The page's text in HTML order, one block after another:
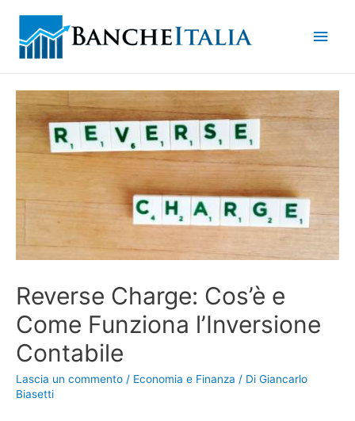
Reverse Charge: Cos’è e
Come Funziona l’Inversione
Contabile
Lascia un commento / Economia e Finanza / Di Giancarlo
Biasetti